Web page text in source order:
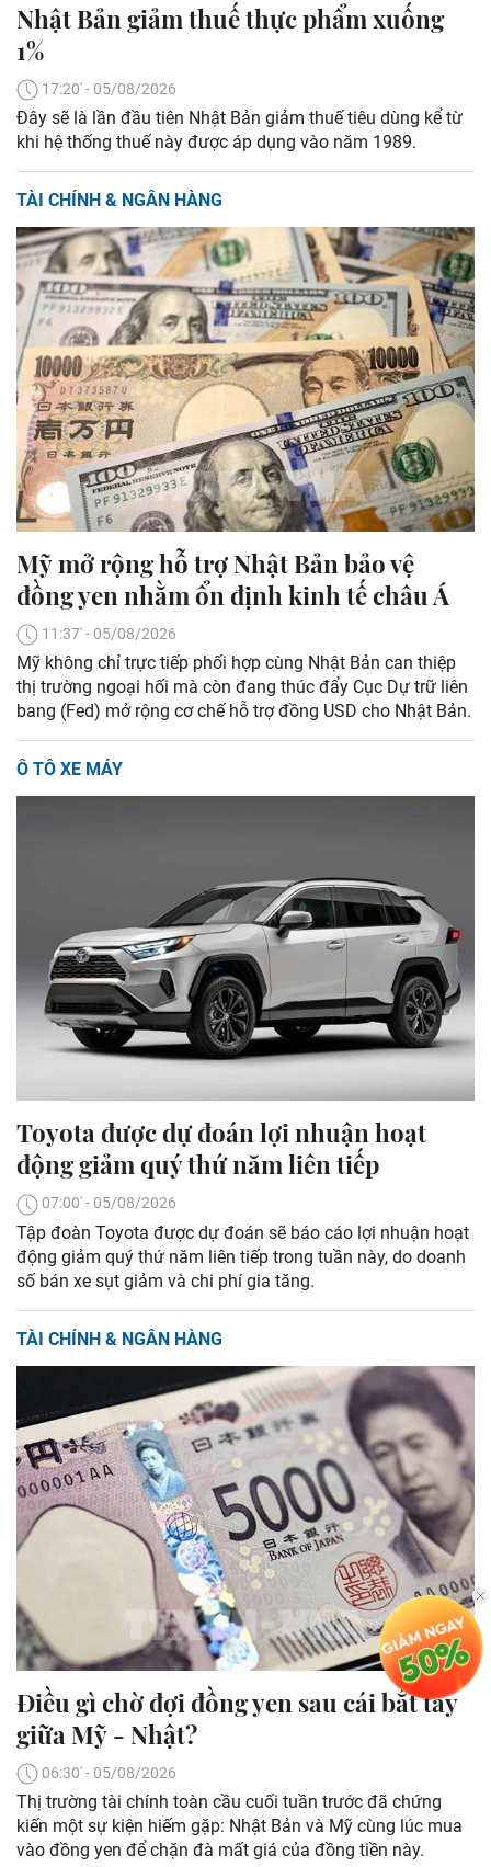
Nhật Bản giảm thuế thực phẩm xuống
1%
17:20' - 05/08/2026
Đây sẽ là lần đầu tiên Nhật Bản giảm thuế tiêu dùng kể từ
khi hệ thống thuế này được áp dụng vào năm 1989.
TÀI CHÍNH & NGÂN HÀNG
Mỹ mở rộng hỗ trợ Nhật Bản bảo vệ
đồng yen nhằm ổn định kinh tế châu Á
11:37' - 05/08/2026
Mỹ không chỉ trực tiếp phối hợp cùng Nhật Bản can thiệp
thị trường ngoại hối mà còn đang thúc đẩy Cục Dự trữ liên
bang (Fed) mở rộng cơ chế hỗ trợ đồng USD cho Nhật Bản.
Ô TÔ XE MÁY
Toyota được dự đoán lợi nhuận hoạt
động giảm quý thứ năm liên tiếp
07:00' - 05/08/2026
Tập đoàn Toyota được dự đoán sẽ báo cáo lợi nhuận hoạt
động giảm quý thứ năm liên tiếp trong tuần này, do doanh
số bán xe sụt giảm và chi phí gia tăng.
TÀI CHÍNH & NGÂN HÀNG
Điều gì chờ đợi đồng yen sau cái bắt tay
giữa Mỹ - Nhật?
06:30' - 05/08/2026
Thị trường tài chính toàn cầu cuối tuần trước đã chứng
kiến một sự kiện hiếm gặp: Nhật Bản và Mỹ cùng lúc mua
vào đồng yen để chặn đà mất giá của đồng tiền này.